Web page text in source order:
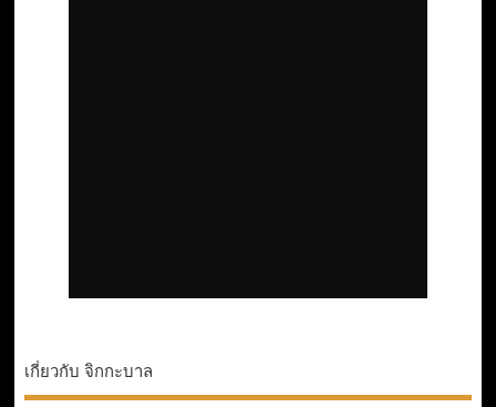
เกี่ยวกับ จิกกะบาล